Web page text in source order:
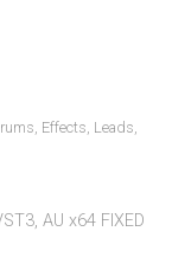
, Effects, Leads,
AU x64 FIXED